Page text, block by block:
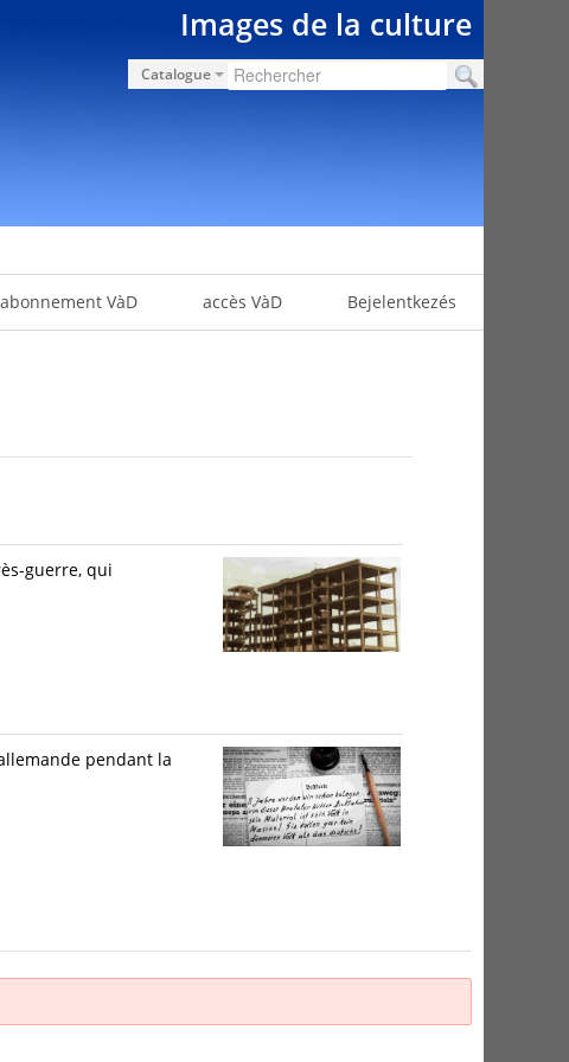
Images de la culture
Catalogue
abonnement VàD accès VàD Bejelentkezés
guerre, qui
pendant la